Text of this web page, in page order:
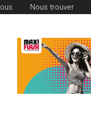
Nous trouver